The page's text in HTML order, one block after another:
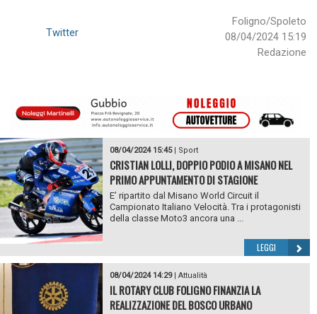
Foligno/Spoleto
08/04/2024 15:19
Redazione
Twitter
08/04/2024 15:45| Sport
CRISTIAN LOLLI, DOPPIO PODIO A MISANO NEL
PRIMO APPUNTAMENTO DI STAGIONE
E’ ripartito dal Misano World Circuit il
Campionato Italiano Velocità. Tra i protagonisti
della classe Moto3 ancora una ...
LEGGI
08/04/2024 14:29| Attualità
IL ROTARY CLUB FOLIGNO FINANZIA LA
REALIZZAZIONE DEL BOSCO URBANO